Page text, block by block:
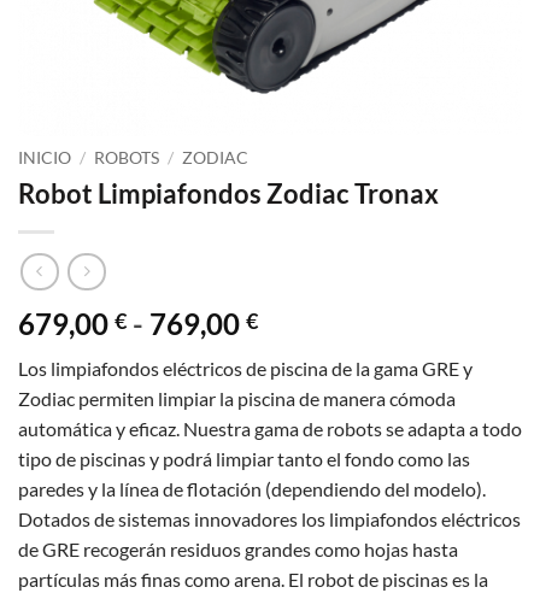
INICIO / ROBOTS / ZODIAC
Robot Limpiafondos Zodiac Tronax
679,00 € - 769,00 €Rango
precios:
desde
679,00 €
hasta
769,00 €
Los limpiafondos eléctricos de piscina de la gama GRE y
Zodiac permiten limpiar la piscina de manera cómoda
automática y eficaz. Nuestra gama de robots se adapta a todo
tipo de piscinas y podrá limpiar tanto el fondo como las
paredes y la línea de flotación (dependiendo del modelo).
Dotados de sistemas innovadores los limpiafondos eléctricos
de GRE recogerán residuos grandes como hojas hasta
partículas más finas como arena. El robot de piscinas es la